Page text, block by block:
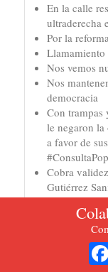
En la calle
ultraderecha
Por la
Llamamiento
Nos vemos
Nos
democracia
Con trampas
le negaron
a favor de
Cobra
Gutiérrez
¡Bravo por
la
¡El